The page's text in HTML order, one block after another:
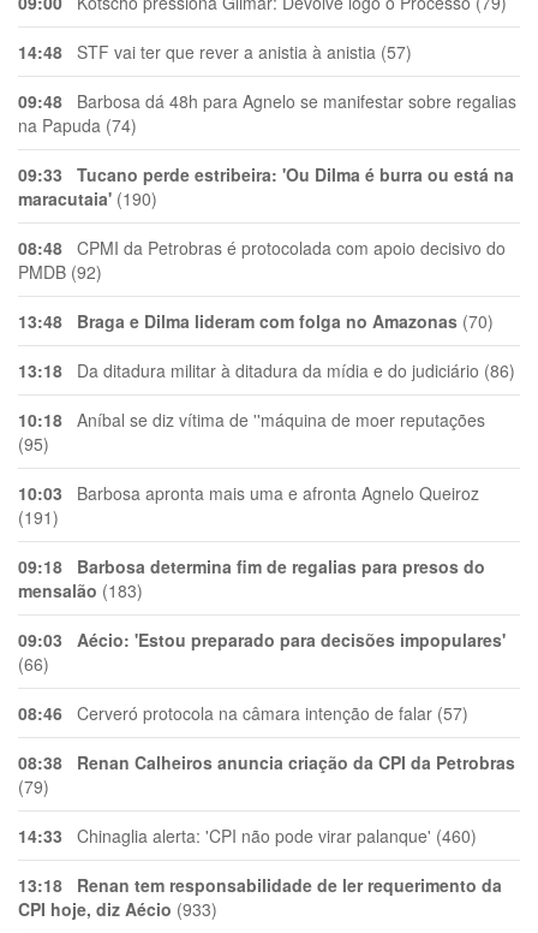
14:48 STF vai ter que rever a anistia à anistia (57)
09:48 Barbosa dá 48h para Agnelo se manifestar sobre regalias
na Papuda (74)
09:33
Tucano perde estribeira: 'Ou Dilma é burra ou está na
maracutaia' (190)
08:48 CPMI da Petrobras é protocolada com apoio decisivo do
PMDB (92)
13:48 Braga e Dilma lideram com folga no Amazonas (70)
13:18 Da ditadura militar à ditadura da mídia e do judiciário (86)
10:18 Aníbal se diz vítima de ''máquina de moer reputações
(95)
10:03 Barbosa apronta mais uma e afronta Agnelo Queiroz
(191)
09:18
Barbosa determina fim de regalias para presos do
mensalão (183)
09:03
Aécio: 'Estou preparado para decisões impopulares'
(66)
08:46 Cerveró protocola na câmara intenção de falar (57)
08:38
Renan Calheiros anuncia criação da CPI da Petrobras
(79)
14:33 Chinaglia alerta: 'CPI não pode virar palanque' (460)
13:18
Renan tem responsabilidade de ler requerimento da
CPI hoje, diz Aécio (933)